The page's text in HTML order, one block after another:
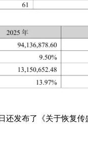
还发布了《关于恢复